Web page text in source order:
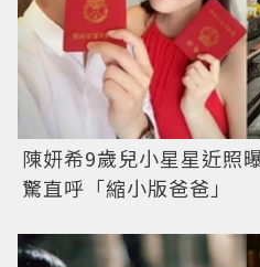
陳妍希9歲兒小星星近照
驚直呼「縮小版爸爸」